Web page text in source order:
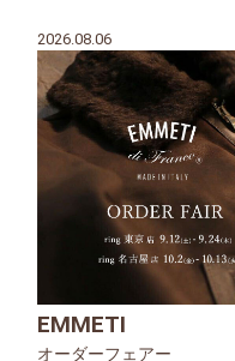
2026.08.06
EMMETI
オーダーフェアー